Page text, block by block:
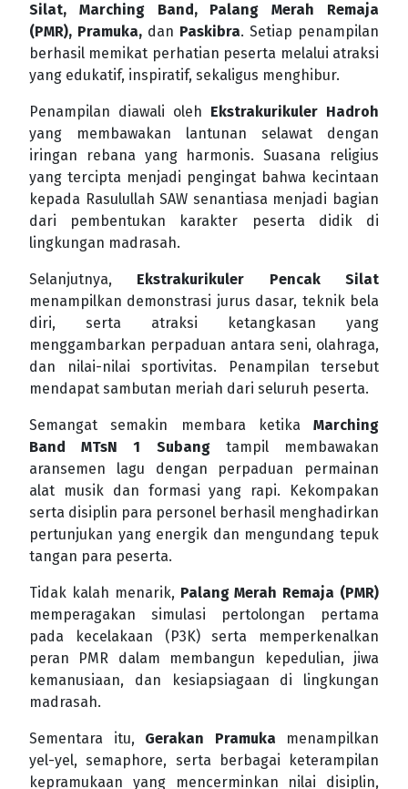
Silat, Marching Band, Palang Merah Remaja
(PMR), Pramuka, dan Paskibra. Setiap penampilan
berhasil memikat perhatian peserta melalui atraksi
yang edukatif, inspiratif, sekaligus menghibur.
Penampilan diawali oleh Ekstrakurikuler Hadroh
yang membawakan lantunan selawat dengan
iringan rebana yang harmonis. Suasana religius
yang tercipta menjadi pengingat bahwa kecintaan
kepada Rasulullah SAW senantiasa menjadi bagian
dari pembentukan karakter peserta didik di
lingkungan madrasah.
Selanjutnya, Ekstrakurikuler Pencak Silat
menampilkan demonstrasi jurus dasar, teknik bela
diri, serta atraksi ketangkasan yang
menggambarkan perpaduan antara seni, olahraga,
dan nilai-nilai sportivitas. Penampilan tersebut
mendapat sambutan meriah dari seluruh peserta.
Semangat semakin membara ketika Marching
Band MTsN 1 Subangtampil membawakan
aransemen lagu dengan perpaduan permainan
alat musik dan formasi yang rapi. Kekompakan
serta disiplin para personel berhasil menghadirkan
pertunjukan yang energik dan mengundang tepuk
tangan para peserta.
Tidak kalah menarik, Palang Merah Remaja (PMR)
memperagakan simulasi pertolongan pertama
pada kecelakaan (P3K) serta memperkenalkan
peran PMR dalam membangun kepedulian, jiwa
kemanusiaan, dan kesiapsiagaan di lingkungan
madrasah.
Sementara itu, Gerakan Pramuka menampilkan
yel-yel, semaphore, serta berbagai keterampilan
kepramukaan yang mencerminkan nilai disiplin,